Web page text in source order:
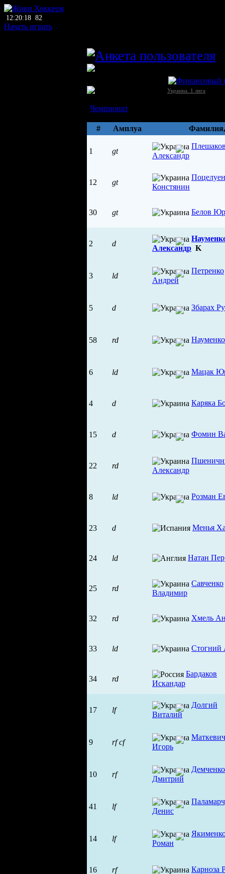
12:20:18 82
Начать играть
Украина. 1 лига
Чемпионат
#
Амплуа
1 gt
Александр
12 gt
Констянин
30 gt Белов
2 d
Александр K
3 ld
Петренко
Андрей
5 d Збарах
58 rd
6 ld Мацак
4 d Каряка
15 d Фомин
22 rd
Александр
8 ld Розман
23 d Менья
24 ld Натан
25 rd
Савченко
Владимир
32 rd Хмель
33 ld Стогний
34 rd
Бардаков
Искандар
17 lf
Долгий
Виталий
9 rf cf
Маткевич
Игорь
10 rf
Демченко
Дмитрий
41 lf
Денис
14 lf
Роман
16 rf Карноза